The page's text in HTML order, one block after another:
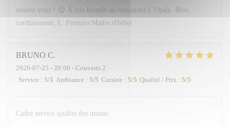
rendez-vous ! 😉 À très bientôt au restaurant L'Opale. Bien
cordialement, L. Fornaro Maitre d'hôtel
BRUNO C
2026-07-25 - 20:00 - Couverts 2
Service : 5/5 Ambiance : 5/5 Cuisine : 5/5 Qualité / Prix : 5/5
Cadre service qualité des menus